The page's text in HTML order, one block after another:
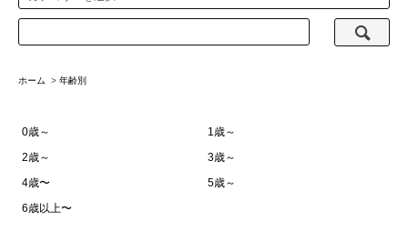
ホーム > 年齢別
0歳～
1歳～
2歳～
3歳～
4歳〜
5歳～
6歳以上〜